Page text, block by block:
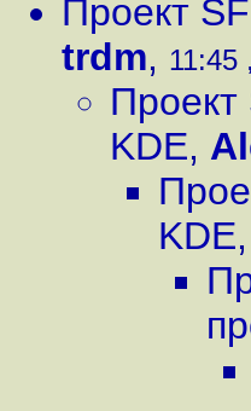
Проект
trdm, 11:45
Проект
KDE,
KDE,